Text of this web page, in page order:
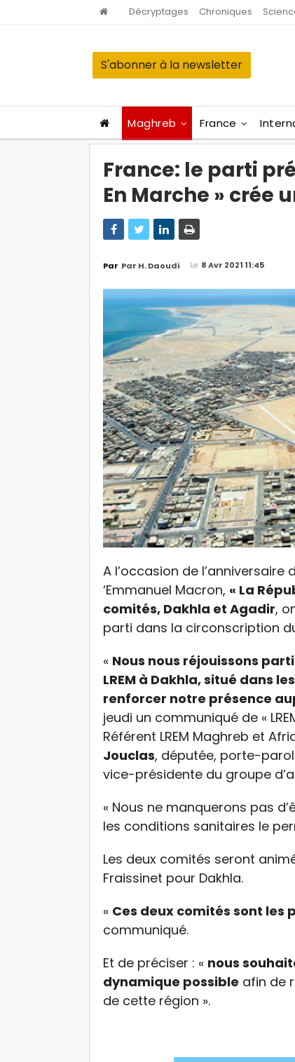
Décryptages Chroniques
S'abonner à la newsletter
Maghreb France
France: le parti
En Marche » crée
Par Par H. Daoudi Le 8 Avr 2021 11:45
A l’occasion de
‘Emmanuel Macron, « La
comités, Dakhla et Agadir,
parti dans la circonscription
« Nous nous réjouissons
LREM à Dakhla, situé dans
renforcer notre présence
jeudi un communiqué de «
Référent LREM Maghreb et
Jouclas, députée, porte-
vice-présidente du groupe
« Nous ne manquerons pas
les conditions sanitaires le
Les deux comités seront
Fraissinet pour Dakhla.
« Ces deux comités sont les
communiqué.
Et de préciser : « nous
dynamique possible afin de
de cette région ».